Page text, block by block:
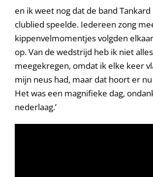
en ik weet nog dat de band
clublied speelde. Iedereen zong
kippenvelmomentjes volgden
op. Van de wedstrijd heb ik niet alles
meegekregen, omdat ik elke keer
mijn neus had, maar dat hoort er
Het was een magnifieke dag,
nederlaag.’